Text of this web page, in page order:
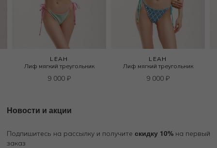
LEAH
Лиф мягкий треугольник
9 000 ₽
LEAH
Лиф мягкий треугольник
9 000 ₽
Новости и акции
Подпишитесь на рассылку и получите скидку 10% на первый
заказ